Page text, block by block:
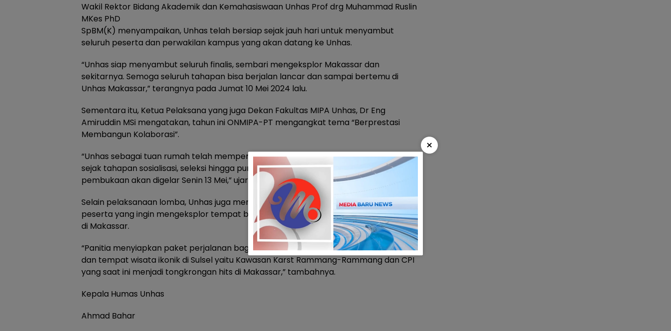
Wakil Rektor Bidang Akademik dan Kemahasiswaan Unhas Prof drg Muhammad Ruslin
MKes PhD
SpBM(K) menyampaikan, Unhas telah bersiap sejak jauh hari untuk menyambut
seluruh peserta dan perwakilan kampus yang akan datang ke Unhas.
“Unhas siap menyambut seluruh finalis, sembari mengeksplor Makassar dan
sekitarnya. Semoga seluruh tahapan bisa berjalan lancar dan sampai bertemu di
Unhas Makassar,” terangnya pada Jumat 10 Mei 2024 lalu.
Sementara itu, Ketua Pelaksana yang juga Dekan Fakultas MIPA Unhas, Dr Eng
Amiruddin MSi mengatakan, tahun ini ONMIPA-PT mengangkat tema “Berprestasi
Membangun Kolaborasi”.
“Unhas sebagai tuan rumah telah mempersiapkan segala sarana dan prasarana
sejak tahapan sosialisasi, seleksi hingga puncaknya pada 12-17 Mei 2024. Untuk
pembukaan akan digelar Senin 13 Mei,” ujarnya.
Selain pelaksanaan lomba, Unhas juga menyiapkan paket ekskursi untuk para
peserta yang ingin mengeksplor tempat bersejarah ataupun tempat-tempat wisata
di Makassar.
“Panitia menyiapkan paket perjalanan bagi peserta yang ingin menjelajah Makassar
dan tempat wisata ikonik di Sulsel yaitu Kawasan Karst Rammang-Rammang dan CPI
yang saat ini menjadi tongkrongan hits di Makassar,” tambahnya.
Kepala Humas Unhas
Ahmad Bahar
×